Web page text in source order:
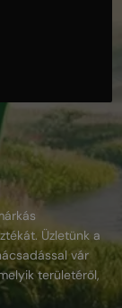
Üzletünk a
vár
területéről,